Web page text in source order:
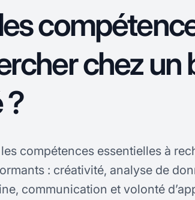
chez un
?
compétences essentielles à
: créativité, analyse de
communication et volonté